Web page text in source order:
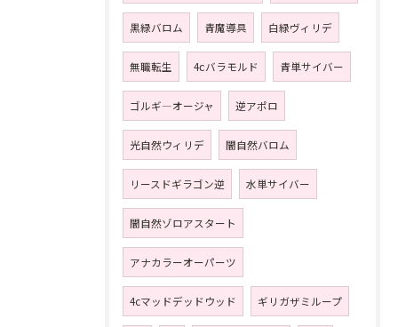
黒緑バロム 青魔導具 白緑ヴィリデ
無職転生 4ⅽバラモルド 青単サイバー
ゴルギ―オージャ 逆アポロ
光自然ウィリデ 闇自然バロム
リースドギラゴン逆 水単サイバー
闇自然ゾロアスタート
アナカラーオーパーツ
4cマッドデッドウッド ギリガザミループ